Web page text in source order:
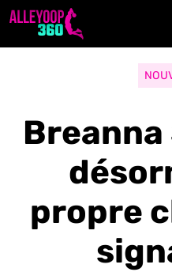
Aller
propre